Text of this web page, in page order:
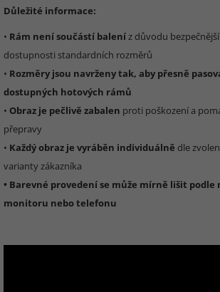
Důležité informace:
• Rám není součástí baleníz důvodu
dostupnosti standardních rozměrů
• Rozměry jsou navrženy tak, aby přesně
dostupných hotových rámů
• Obraz je pečlivě zabalen proti poškození a
přepravy
• Každý obraz je vyráběn individuálně dle
varianty zákazníka
• Barevné provedení se může mírně lišit podle
monitoru nebo telefonu